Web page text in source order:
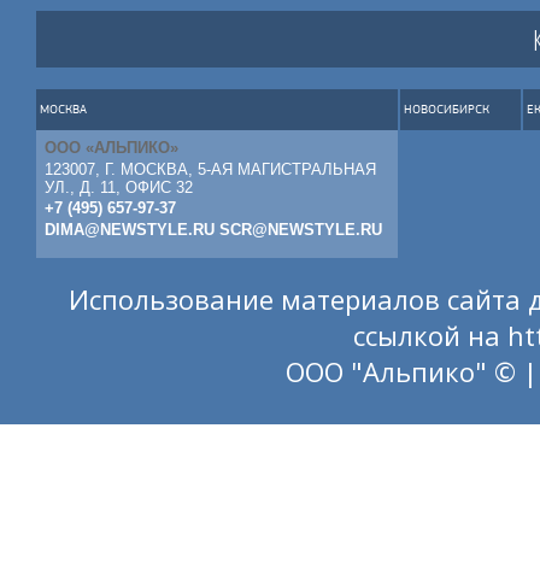
МОСКВА
ООО «АЛЬПИКО»
123007, Г. МОСКВА, 5-АЯ МАГИСТРАЛЬНАЯ
УЛ., Д. 11, ОФИС 32
+7 (495) 657-97-37
DIMA@NEWSTYLE.RU SCR@NEWSTYLE.RU
НОВОСИБИРСК
Использование материалов сайта
ссылкой на
ООО "Альпико" © |